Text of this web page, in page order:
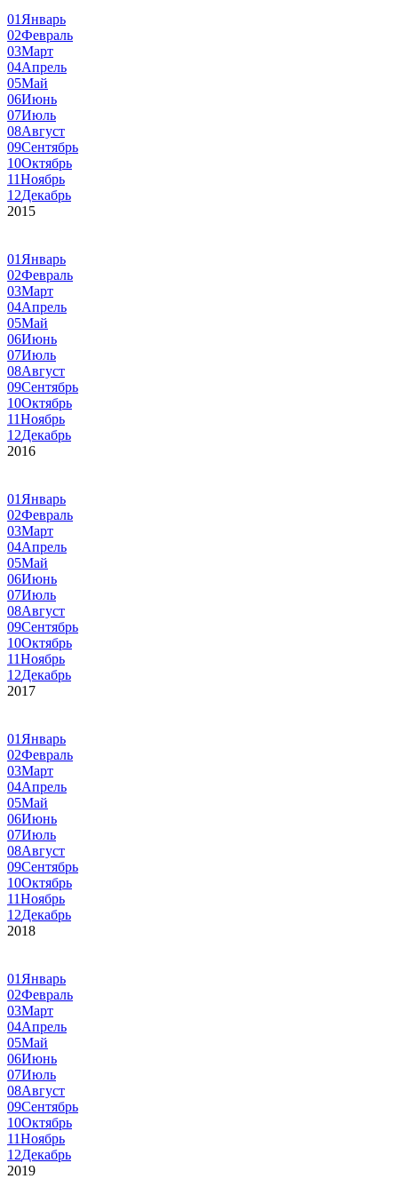
01 Январь
02Февраль
03Март
04Апрель
05Май
06Июнь
07Июль
08Август
09Сентябрь
10Октябрь
11Ноябрь
12Декабрь
2015
01 Январь
02Февраль
03Март
04Апрель
05Май
06Июнь
07Июль
08Август
09Сентябрь
10Октябрь
11Ноябрь
12Декабрь
2016
01 Январь
02Февраль
03Март
04Апрель
05Май
06Июнь
07Июль
08Август
09Сентябрь
10Октябрь
11Ноябрь
12Декабрь
2017
01 Январь
02Февраль
03Март
04Апрель
05Май
06Июнь
07Июль
08Август
09Сентябрь
10Октябрь
11Ноябрь
12Декабрь
2018
01 Январь
02Февраль
03Март
04Апрель
05Май
06Июнь
07Июль
08Август
09Сентябрь
10Октябрь
11Ноябрь
12Декабрь
2019